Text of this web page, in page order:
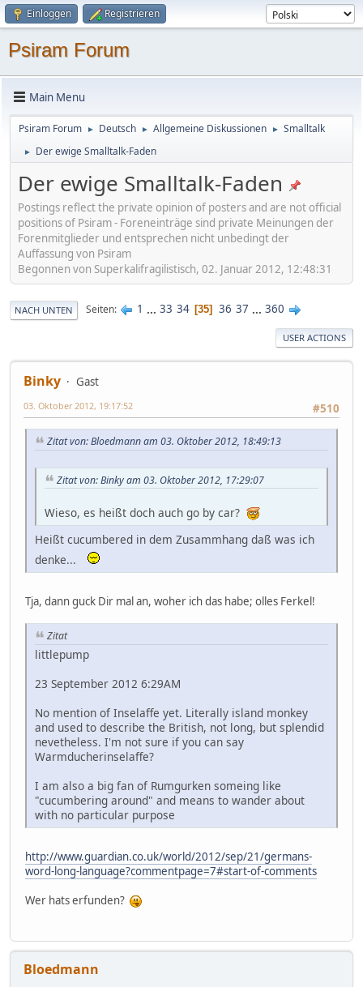
Einloggen Registrieren
Psiram Forum
Main Menu
Psiram Forum ► Deutsch ► Allgemeine Diskussionen ► Smalltalk
► Der ewige Smalltalk-Faden
Der ewige Smalltalk-Faden
Postings reflect the private opinion of posters and are not official
positions of Psiram - Foreneinträge sind private Meinungen der
Forenmitglieder und entsprechen nicht unbedingt der
Auffassung von Psiram
Begonnen von Superkalifragilistisch, 02. Januar 2012, 12:48:31
NACH UNTEN Seiten 1 ... 33 34 35 36 37 ... 360
USER ACTIONS
Binky
Gast
#510
03. Oktober 2012, 19:17:52
Zitat von: Bloedmann am 03. Oktober 2012, 18:49:13
Zitat von: Binky am 03. Oktober 2012, 17:29:07
Wieso, es heißt doch auch go by car?
Heißt cucumbered in dem Zusammhang daß was ich
denke...
Tja, dann guck Dir mal an, woher ich das habe; olles Ferkel!
Zitat
littlepump
23 September 2012 6:29AM
No mention of Inselaffe yet. Literally island monkey
and used to describe the British, not long, but splendid
nevetheless. I'm not sure if you can say
Warmducherinselaffe?
I am also a big fan of Rumgurken someing like
"cucumbering around" and means to wander about
with no particular purpose
http://www.guardian.co.uk/world/2012/sep/21/germans-
word-long-language?commentpage=7#start-of-comments
Wer hats erfunden?
Bloedmann